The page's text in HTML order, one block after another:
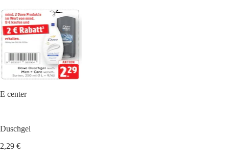
E center
Duschgel
2,29 €